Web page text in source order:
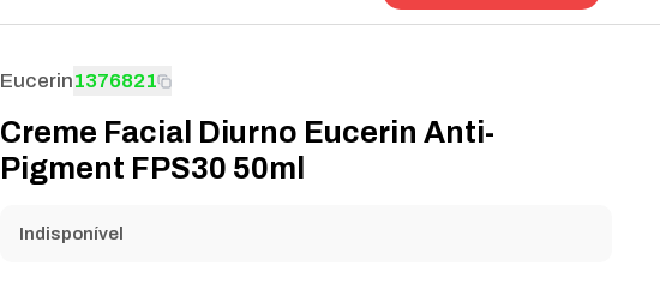
Eucerin1376821
Creme Facial Diurno Eucerin Anti-
Pigment FPS30 50ml
Indisponível